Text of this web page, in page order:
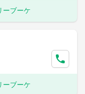
ーブーケ
ーブーケ